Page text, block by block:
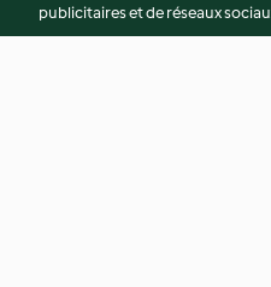
publicitaires et de réseaux